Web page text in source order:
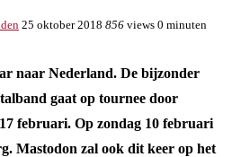
25 oktober 2018 856 views 0 minuten
naar Nederland. De bijzonder
gaat op tournee door
februari. Op zondag 10 februari
Mastodon zal ook dit keer op het